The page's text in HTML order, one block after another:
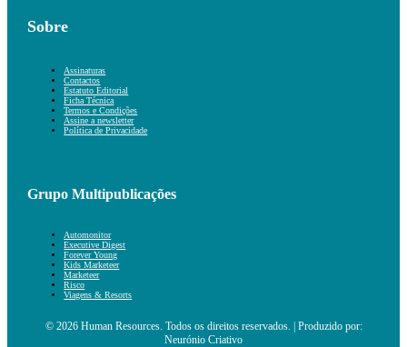
Sobre
Assinaturas
Contactos
Estatuto Editorial
Ficha Técnica
Termos e Condições
Assine a newsletter
Política de Privacidade
Grupo Multipublicações
Automonitor
Executive Digest
Forever Young
Kids Marketeer
Marketeer
Risco
Viagens & Resorts
© 2026 Human Resources. Todos os direitos reservados. | Produzido por:
Neurónio Criativo